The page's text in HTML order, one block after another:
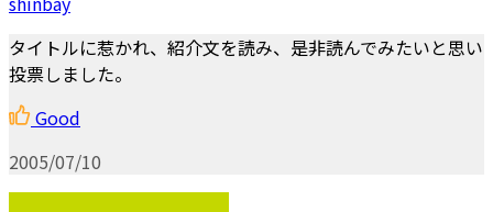
タイトルに惹かれ、紹介文を読み、是非読んでみたいと思い
投票しました。
Good
2005/07/10